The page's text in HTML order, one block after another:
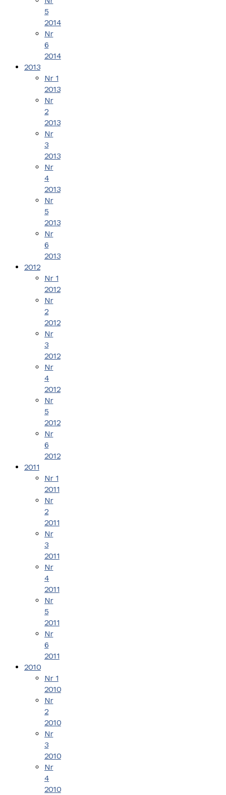
5
2014
Nr
6
2014
2013
Nr 1
2013
Nr
2
2013
Nr
3
2013
Nr
4
2013
Nr
5
2013
Nr
6
2013
2012
Nr 1
2012
Nr
2
2012
Nr
3
2012
Nr
4
2012
Nr
5
2012
Nr
6
2012
2011
Nr 1
2011
Nr
2
2011
Nr
3
2011
Nr
4
2011
Nr
5
2011
Nr
6
2011
2010
Nr 1
2010
Nr
2
2010
Nr
3
2010
Nr
4
2010